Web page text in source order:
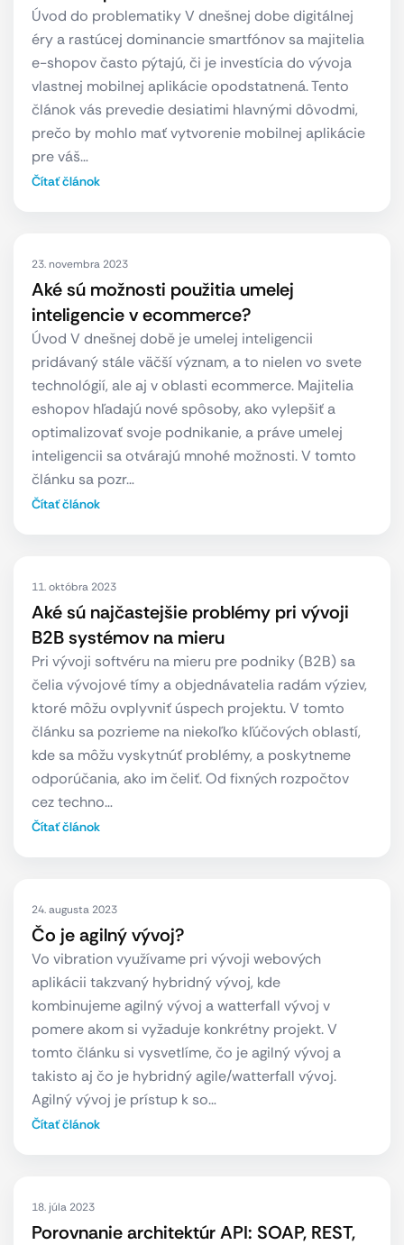
Úvod do problematiky V dnešnej dobe digitálnej
éry a rastúcej dominancie smartfónov sa majitelia
e-shopov často pýtajú, či je investícia do vývoja
vlastnej mobilnej aplikácie opodstatnená. Tento
článok vás prevedie desiatimi hlavnými dôvodmi,
prečo by mohlo mať vytvorenie mobilnej aplikácie
pre váš…
Čítať článok
23. novembra 2023
Aké sú možnosti použitia umelej
inteligencie v ecommerce?
Úvod V dnešnej době je umelej inteligencii
pridávaný stále väčší význam, a to nielen vo svete
technológií, ale aj v oblasti ecommerce. Majitelia
eshopov hľadajú nové spôsoby, ako vylepšiť a
optimalizovať svoje podnikanie, a práve umelej
inteligencii sa otvárajú mnohé možnosti. V tomto
článku sa pozr…
Čítať článok
11. októbra 2023
Aké sú najčastejšie problémy pri vývoji
B2B systémov na mieru
Pri vývoji softvéru na mieru pre podniky (B2B) sa
čelia vývojové tímy a objednávatelia radám výziev,
ktoré môžu ovplyvniť úspech projektu. V tomto
článku sa pozrieme na niekoľko kľúčových oblastí,
kde sa môžu vyskytnúť problémy, a poskytneme
odporúčania, ako im čeliť. Od fixných rozpočtov
cez techno…
Čítať článok
24. augusta 2023
Čo je agilný vývoj?
Vo vibration využívame pri vývoji webových
aplikácii takzvaný hybridný vývoj, kde
kombinujeme agilný vývoj a watterfall vývoj v
pomere akom si vyžaduje konkrétny projekt. V
tomto článku si vysvetlíme, čo je agilný vývoj a
takisto aj čo je hybridný agile/watterfall vývoj.
Agilný vývoj je prístup k so…
Čítať článok
18. júla 2023
Porovnanie architektúr API: SOAP, REST,